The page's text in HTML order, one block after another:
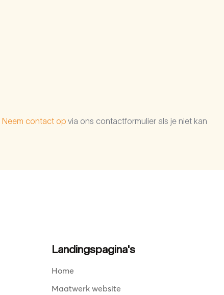
Neem contact opvia ons contactformulier als je niet kan
Landingspagina's
Home
Maatwerk website